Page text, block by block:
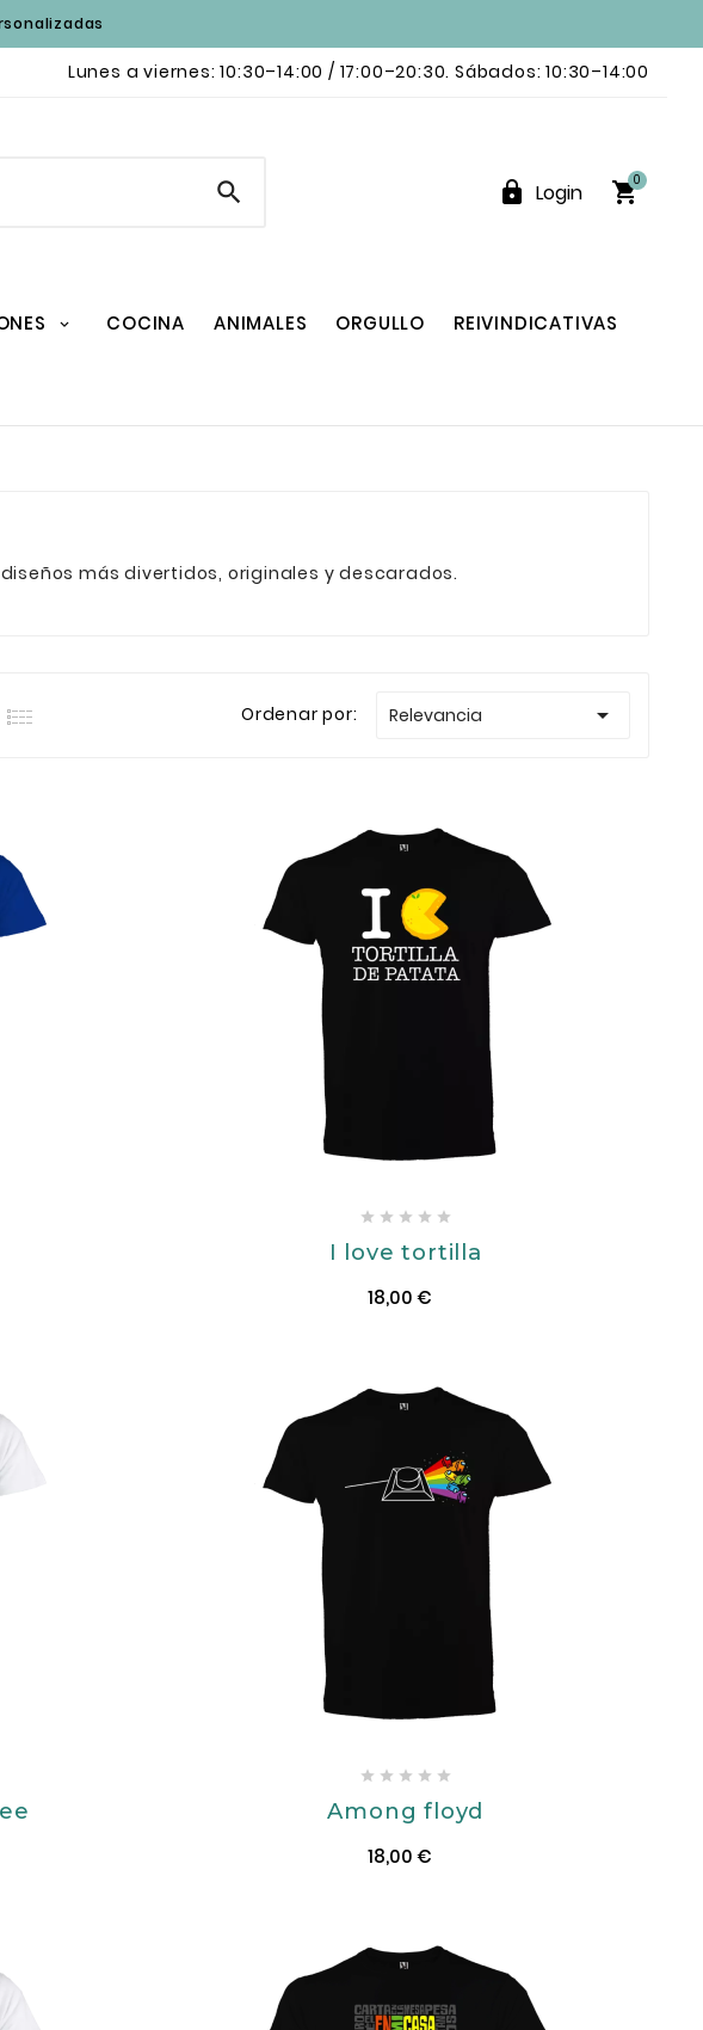
Lunes a viernes: 10:30–14:00 / 17:00–20:30. Sábados: 10:30–14:00
  Login 
0
COCINA ANIMALES ORGULLO REIVINDICATIVAS
más divertidos, originales y descarados.
Ordenar por: Relevancia 
    
I love tortilla
18,00 €
    
Among floyd
18,00 €